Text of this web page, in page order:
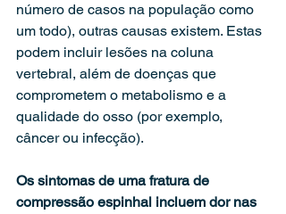
número de casos na população como
um todo), outras causas existem. Estas
podem incluir lesões na coluna
vertebral, além de doenças que
comprometem o metabolismo e a
qualidade do osso (por exemplo,
câncer ou infecção).
Os sintomas de uma fratura de
compressão espinhal incluem dor nas